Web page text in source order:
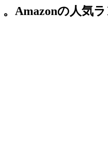
Amazonの人気